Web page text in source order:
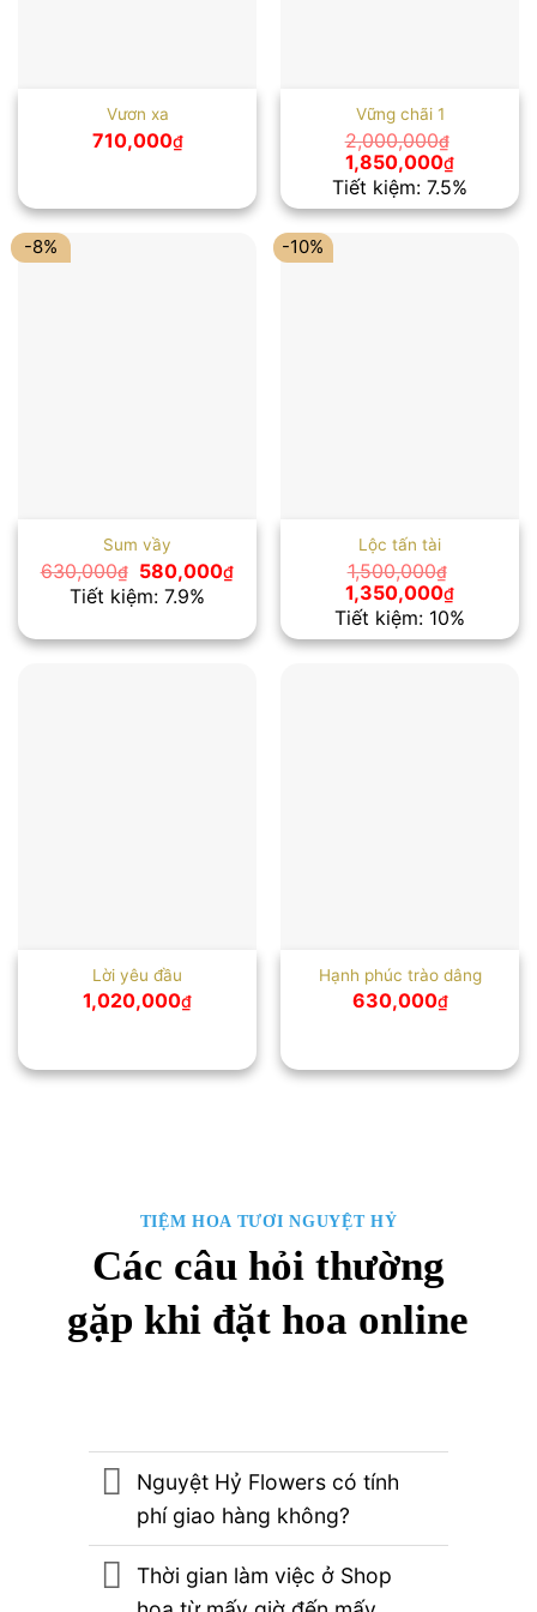
Vươn xa
710,000₫
Vững chãi 1
2,000,000₫
Giá
gốc
là:
2,000,000₫.
1,850,000₫Giá
hiện
tại
là:
Tiết kiệm: 7.5%
-8%
Sum vầy
630,000₫
Giá
gốc
là:
580,000₫Giá
là:
580,000₫.
Tiết kiệm: 7.9%
-10%
Lộc tấn tài
1,500,000₫
Giá
gốc
là:
1,500,000₫.
1,350,000₫Giá
hiện
tại
là:
Tiết kiệm: 10%
Lời yêu đầu
1,020,000₫
Hạnh phúc trào dâng
630,000₫
TIỆM HOA TƯƠI NGUYỆT HỶ
Các câu hỏi thường
gặp khi đặt hoa online
Nguyệt Hỷ Flowers có tính
phí giao hàng không?
Thời gian làm việc ở Shop